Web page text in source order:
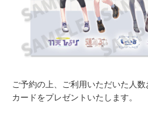
ご予約の上、ご利用いただいた人
カードをプレゼントいたします。